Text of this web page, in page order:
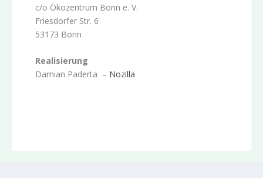
c/o Ökozentrum Bonn e. V.
Friesdorfer Str. 6
53173 Bonn
Realisierung
Damian Paderta – Nozilla